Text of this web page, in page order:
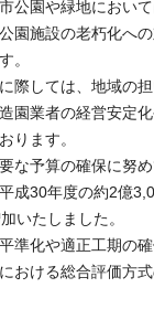
公園や緑地におい
園施設の老朽化へ
。
際しては、地域の
園業者の経営安定
ります。
な予算の確保に努
成30年度の約2億
いたしました。
準化や適正工期の
おける総合評価方